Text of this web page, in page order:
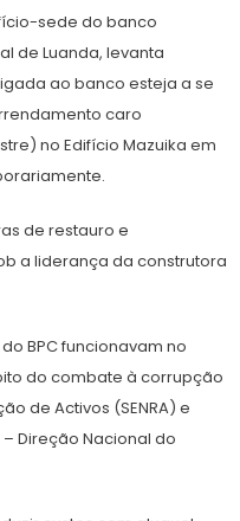
sede do banco
de Luanda, levanta
ao banco esteja a se
caro
no Edifício Mazuika em
de restauro e
a liderança da construtora
BPC funcionavam no
do combate à corrupção
de Activos (SENRA) e
Direção Nacional do